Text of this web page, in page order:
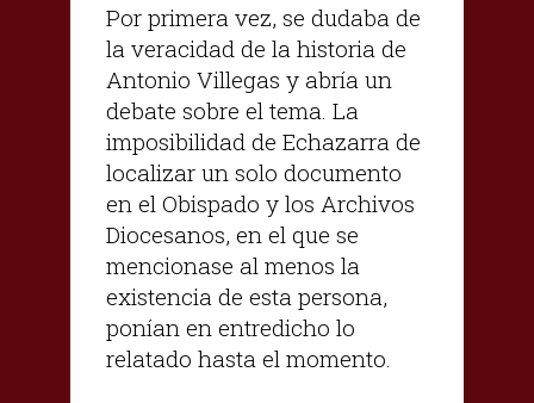
Por primera vez, se dudaba de
la veracidad de la historia de
Antonio Villegas y abría un
debate sobre el tema. La
imposibilidad de Echazarra de
localizar un solo documento
en el Obispado y los Archivos
Diocesanos, en el que se
mencionase al menos la
existencia de esta persona,
ponían en entredicho lo
relatado hasta el momento.